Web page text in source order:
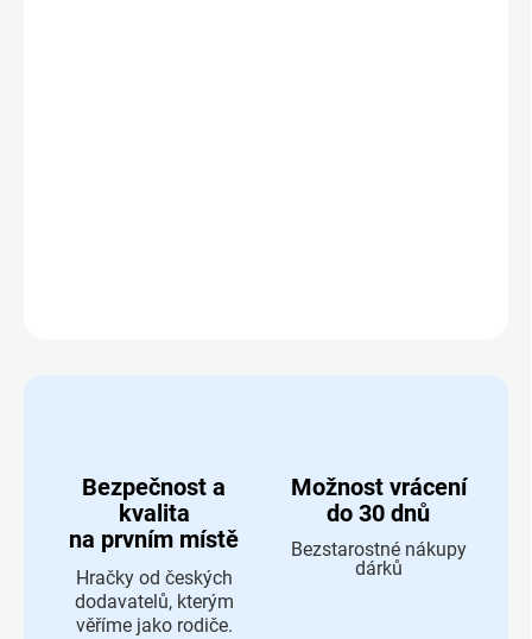
Bezpečnost a
kvalita
na prvním místě
Hračky od českých
dodavatelů, kterým
věříme jako rodiče.
Možnost vrácení
do 30 dnů
Bezstarostné nákupy
dárků